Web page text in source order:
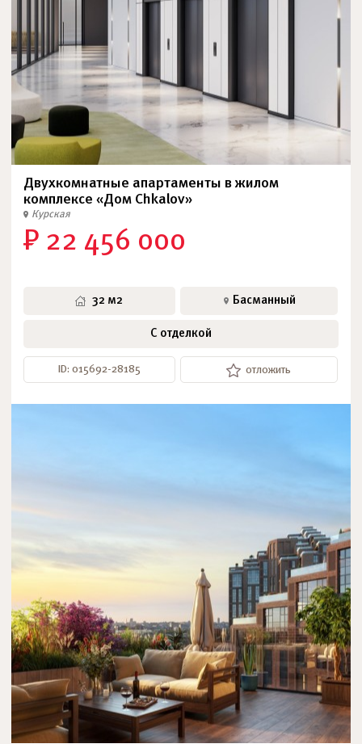
Двухкомнатные апартаменты в жилом
комплексе «Дом Chkalov»
Курская
₽ 22 456 000
32 м2 Басманный
С отделкой
ID: 015692-28185 отложить